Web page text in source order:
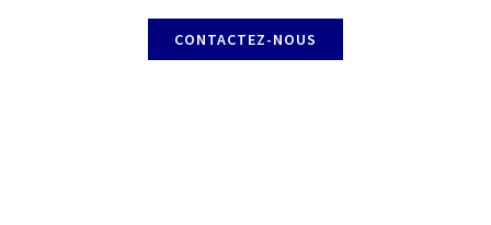
CONTACTEZ-NOUS